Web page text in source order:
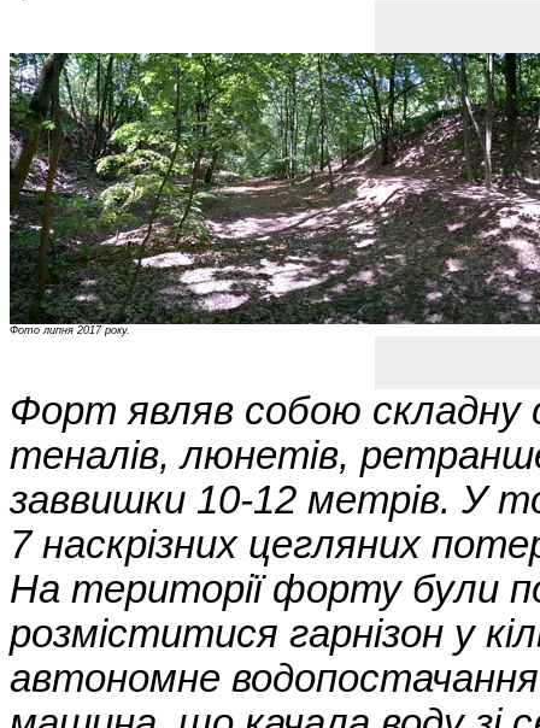
Фото липня 2017 року.
Форт являв собою складну
теналів, люнетів,
заввишки 10-12 метрів. У
7 наскрізних цегляних
На території форту були
розміститися гарнізон у
автономне